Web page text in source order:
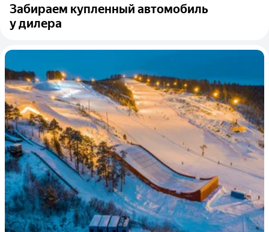
Забираем купленный автомобиль
у дилера